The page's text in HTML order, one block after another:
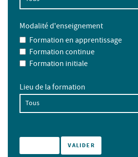
Modalité d'enseignement
Formation en apprentissage
Formation continue
Formation initiale
Lieu de la formation